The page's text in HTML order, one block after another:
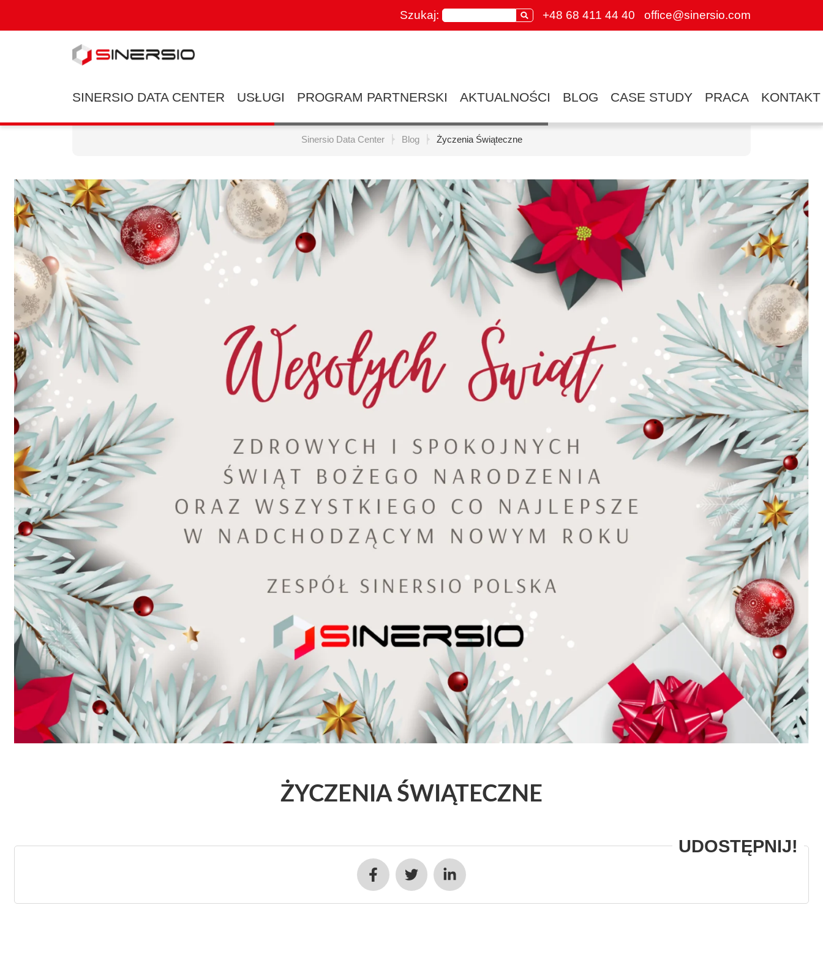
Szukaj: +48 68 411 44 40 office@sinersio.com
SINERSIO DATA CENTER USŁUGI PROGRAM PARTNERSKI AKTUALNOŚCI BLOG CASE STUDY PRACA KONTAKT
Sinersio Data Center Blog Życzenia Świąteczne
ŻYCZENIA ŚWIĄTECZNE